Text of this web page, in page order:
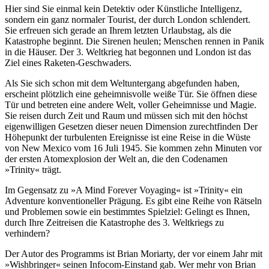
Hier sind Sie einmal kein Detektiv oder Künstliche Intelligenz,
sondern ein ganz normaler Tourist, der durch London schlendert.
Sie erfreuen sich gerade an Ihrem letzten Urlaubstag, als die
Katastrophe beginnt. Die Sirenen heulen; Menschen rennen in Panik
in die Häuser. Der 3. Weltkrieg hat begonnen und London ist das
Ziel eines Raketen-Geschwaders.
Als Sie sich schon mit dem Weltuntergang abgefunden haben,
erscheint plötzlich eine geheimnisvolle weiße Tür. Sie öffnen diese
Tür und betreten eine andere Welt, voller Geheimnisse und Magie.
Sie reisen durch Zeit und Raum und müssen sich mit den höchst
eigenwilligen Gesetzen dieser neuen Dimension zurechtfinden Der
Höhepunkt der turbulenten Ereignisse ist eine Reise in die Wüste
von New Mexico vom 16 Juli 1945. Sie kommen zehn Minuten vor
der ersten Atomexplosion der Welt an, die den Codenamen
»Trinity« trägt.
Im Gegensatz zu »A Mind Forever Voyaging« ist »Trinity« ein
Adventure konventioneller Prägung. Es gibt eine Reihe von Rätseln
und Problemen sowie ein bestimmtes Spielziel: Gelingt es Ihnen,
durch Ihre Zeitreisen die Katastrophe des 3. Weltkriegs zu
verhindern?
Der Autor des Programms ist Brian Moriarty, der vor einem Jahr mit
»Wishbringer« seinen Infocom-Einstand gab. Wer mehr von Brian